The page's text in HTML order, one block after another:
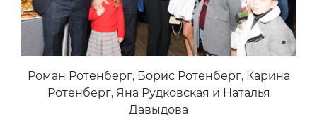
Роман Ротенберг, Борис Ротенберг, Карина
Ротенберг, Яна Рудковская и Наталья
Давыдова